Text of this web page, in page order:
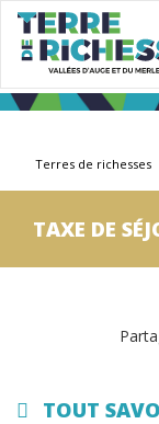
Aller
contenu
principal
Terres de richesses
TAXE DE
TOUT
Panneau de gestion